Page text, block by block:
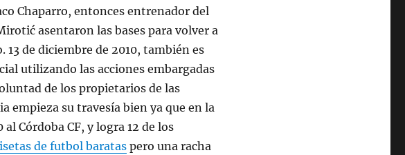
Chaparro, entonces entrenador del
asentaron las bases para volver a
de diciembre de 2010, también es
utilizando las acciones embargadas
de los propietarios de las
empieza su travesía bien ya que en la
Córdoba CF, y logra 12 de los
de futbol baratas pero una racha